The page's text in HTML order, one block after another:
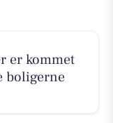
er kommet
boligerne